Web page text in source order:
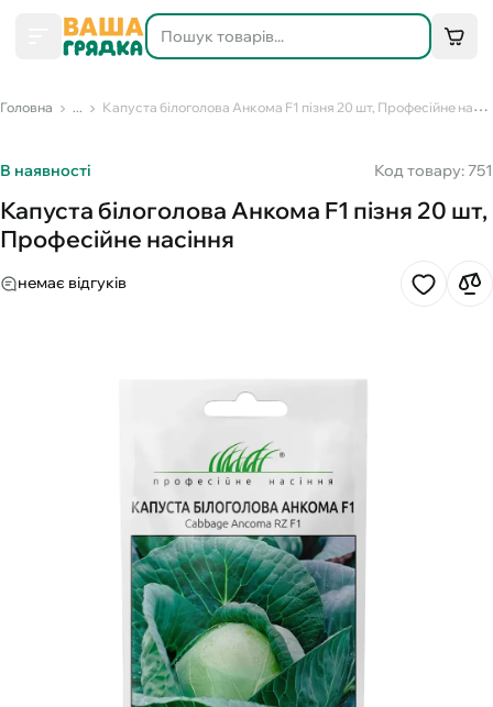
Головна ... Капуста білоголова Анкома F1 пізня 20 шт, Професійне насіння
В наявності Код товару: 751
Капуста білоголова Анкома F1 пізня 20 шт,
Професійне насіння
немає відгуків